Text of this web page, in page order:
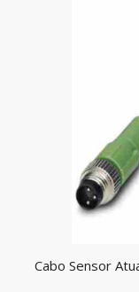
Cabo Sensor